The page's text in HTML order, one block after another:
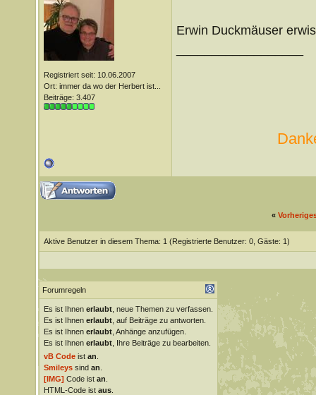
Registriert seit: 10.06.2007
Ort: immer da wo der Herbert ist...
Beiträge: 3.407
Erwin Duckmäuser
«
Aktive Benutzer in diesem Thema: 1 (Registrierte Benutzer: 0, Gäste: 1)
Forumregeln
Es ist Ihnen erlaubt, neue Themen zu verfassen.
Es ist Ihnen erlaubt, auf Beiträge zu antworten.
Es ist Ihnen erlaubt, Anhänge anzufügen.
Es ist Ihnen erlaubt, Ihre Beiträge zu bearbeiten.
vB Codeist an
Smileyssind an
[IMG] Code ist an
HTML-Code ist aus.